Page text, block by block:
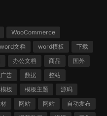
WooCommerce
word文档 word模板
下载
办公文档 商品
国外
告 数据
整站
模板 模板主题
源码
网站 网站
自动发布